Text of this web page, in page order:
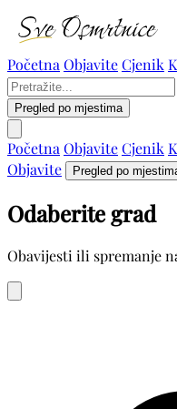
Početna ObjaviteCjenik
Pregled po mjestima
Početna ObjaviteCjenik
Objavite
Pregled po
Odaberite grad
Obavijesti ili spremanje